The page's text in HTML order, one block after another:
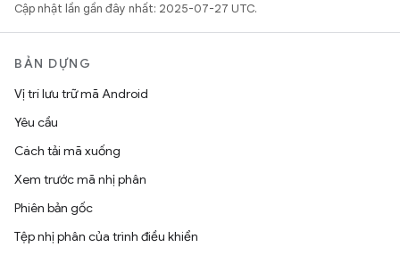
Cập nhật lần gần đây nhất: 2025-07-27 UTC.
BẢN DỰNG
Vị trí lưu trữ mã Android
Yêu cầu
Cách tải mã xuống
Xem trước mã nhị phân
Phiên bản gốc
Tệp nhị phân của trình điều khiển